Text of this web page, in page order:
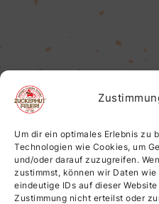
Um dir ein optimales Erlebnis zu
Technologien wie Cookies, um
und/oder darauf zuzugreifen.
zustimmst, können wir Daten
eindeutige IDs auf dieser
Zustimmung nicht erteilst oder